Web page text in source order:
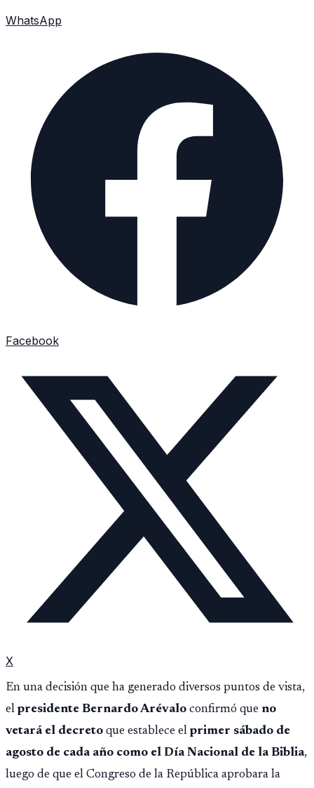
WhatsApp
Facebook
X
En una decisión que ha generado diversos puntos de vista,
el presidente Bernardo Arévalo confirmó que no
vetará el decreto que establece el primer sábado de
agosto de cada año como el Día Nacional de la Biblia,
luego de que el Congreso de la República aprobara la